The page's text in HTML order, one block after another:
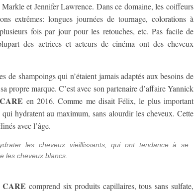
et Jennifer Lawrence. Dans ce domaine, les coiffeurs
extrêmes: longues journées de tournage, colorations à
fois par jour pour les retouches, etc. Pas facile de
des actrices et acteurs de cinéma ont des cheveux
de shampoings qui n’étaient jamais adaptés aux besoins de
propre marque. C’est avec son partenaire d’affaire Yannick
en 2016. Comme me disait Félix, le plus important
hydratent au maximum, sans alourdir les cheveux. Cette
avec l’âge.
les cheveux vieillissants, qui ont tendance à se
les cheveux blancs.
comprend six produits capillaires, tous sans sulfate,